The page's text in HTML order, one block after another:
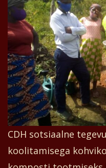
CDH sotsiaalne
koolitamisega